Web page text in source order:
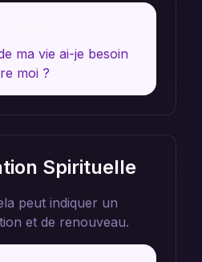
ma vie ai-je besoin
moi ?
Spirituelle
peut indiquer un
et de renouveau.